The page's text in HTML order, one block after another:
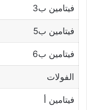
فيتامين ب3
فيتامين ب5
فيتامين ب6
الفولات
فيتامين أ